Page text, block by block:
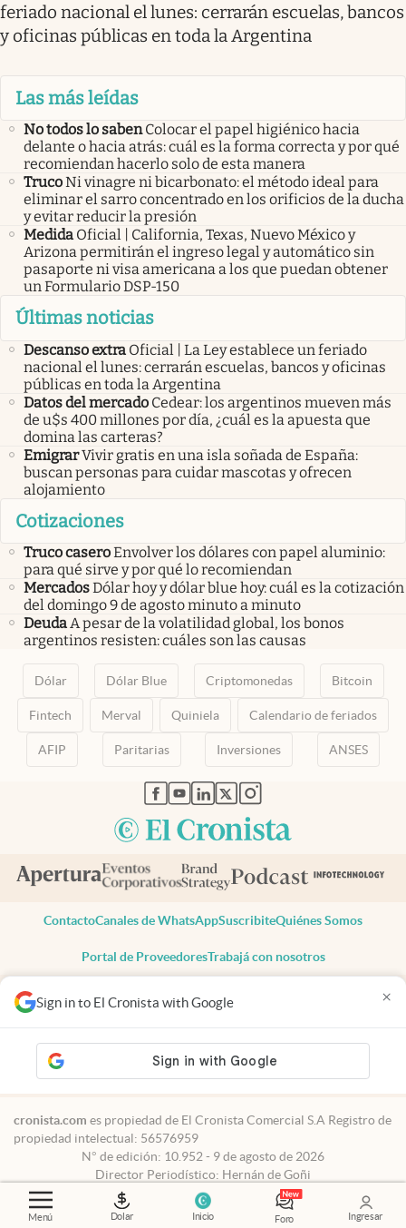
Menú Dolar Inicio Foro Ingresar
Sign in to El Cronista with Google ×
feriado nacional el lunes: cerrarán escuelas, bancos
y oficinas públicas en toda la Argentina
Las más leídas
No todos lo saben Colocar el papel higiénico hacia
delante o hacia atrás: cuál es la forma correcta y por qué
recomiendan hacerlo solo de esta manera
TrucoNi vinagre ni bicarbonato: el método ideal para
eliminar el sarro concentrado en los orificios de la ducha
y evitar reducir la presión
Medida Oficial | California, Texas, Nuevo México y
Arizona permitirán el ingreso legal y automático sin
pasaporte ni visa americana a los que puedan obtener
un Formulario DSP-150
Últimas noticias
Descanso extra Oficial | La Ley establece un feriado
nacional el lunes: cerrarán escuelas, bancos y oficinas
públicas en toda la Argentina
Datos del mercado Cedear: los argentinos mueven más
de u$s 400 millones por día, ¿cuál es la apuesta que
domina las carteras?
EmigrarVivir gratis en una isla soñada de España:
buscan personas para cuidar mascotas y ofrecen
alojamiento
Cotizaciones
Truco caseroEnvolver los dólares con papel aluminio:
para qué sirve y por qué lo recomiendan
MercadosDólar hoy y dólar blue hoy: cuál es la cotización
del domingo 9 de agosto minuto a minuto
DeudaA pesar de la volatilidad global, los bonos
argentinos resisten: cuáles son las causas
Dólar Dólar Blue Criptomonedas Bitcoin
Fintech Merval Quiniela Calendario de feriados
AFIP Paritarias Inversiones ANSES
abre en nueva pestaña
abre en nueva pestaña
abre en nueva pestaña
abre en nueva pestaña
abre en nueva pestaña
ContactoCanales de WhatsAppSuscribiteQuiénes Somos
Portal de ProveedoresTrabajá con nosotros
Todos los derechos reservados
Privacidad
Consentimiento
Tel:+54 11 7078-3270
cronista.com es propiedad de El Cronista Comercial S.A Registro de
propiedad intelectual: 56576959
N° de edición: 10.952 - 9 de agosto de 2026
Director Periodístico: Hernán de Goñi